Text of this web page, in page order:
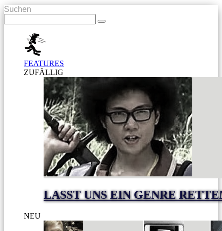
Suchen
FEATURES
ZUFÄLLIG
LASST UNS EIN GENRE
NEU